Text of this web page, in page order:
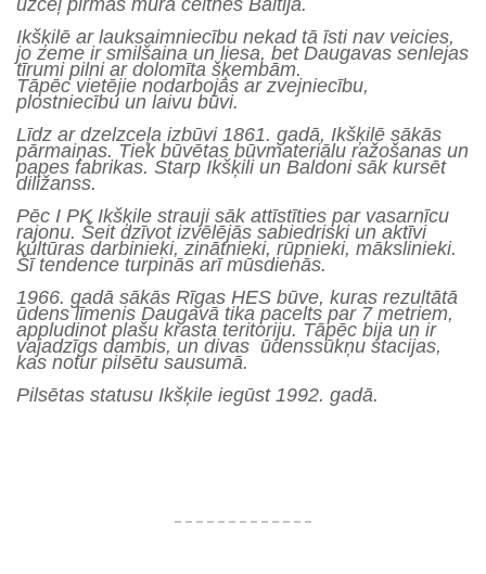
uzceļ pirmās mūra celtnes Baltijā.
Ikšķilē ar lauksaimniecību nekad tā īsti nav veicies,
jo zeme ir smilšaina un liesa, bet Daugavas senlejas
tīrumi pilni ar dolomīta šķembām.
Tāpēc vietējie nodarbojās ar zvejniecību,
plostniecību un laivu būvi.
Līdz ar dzelzceļa izbūvi 1861. gadā, Ikšķilē sākās
pārmaiņas. Tiek būvētas būvmateriālu ražošanas un
papes fabrikas. Starp Ikšķili un Baldoni sāk kursēt
diližanss.
Pēc I PK Ikšķile strauji sāk attīstīties par vasarnīcu
rajonu. Šeit dzīvot izvēlējās sabiedriski un aktīvi
kultūras darbinieki, zinātnieki, rūpnieki, mākslinieki.
Šī tendence turpinās arī mūsdienās.
1966. gadā sākās Rīgas HES būve, kuras rezultātā
ūdens līmenis Daugavā tika pacelts par 7 metriem,
appludinot plašu krasta teritoriju. Tāpēc bija un ir
vajadzīgs dambis, un divas ūdenssūkņu stacijas,
kas notur pilsētu sausumā.
Pilsētas statusu Ikšķile iegūst 1992. gadā.